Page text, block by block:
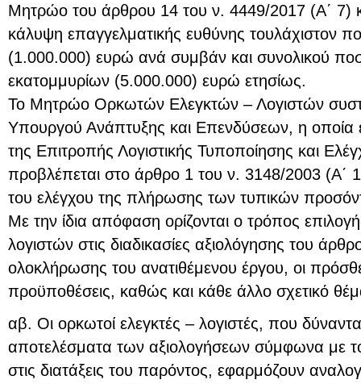
Μητρώο του άρθρου 14 του ν. 4449/2017 (A΄ 7)
κάλυψη επαγγελματικής ευθύνης τουλάχιστον
(1.000.000) ευρώ ανά συμβάν και συνολικού
εκατομμυρίων (5.000.000) ευρώ ετησίως.
Το Μητρώο Ορκωτών Ελεγκτών – Λογιστών
Υπουργού Ανάπτυξης και Επενδύσεων, η οποία
της Επιτροπής Λογιστικής Τυποποίησης και
προβλέπεται στο άρθρο 1 του ν. 3148/2003 (Α΄
του ελέγχου της πλήρωσης των τυπικών
Με την ίδια απόφαση ορίζονται ο τρόπος
λογιστών στις διαδικασίες αξιολόγησης του
ολοκλήρωσης του ανατιθέμενου έργου, οι
προϋποθέσεις, καθώς και κάθε άλλο σχετικό
αβ. Οι ορκωτοί ελεγκτές – λογιστές, που
αποτελέσματα των αξιολογήσεων σύμφωνα με
στις διατάξεις του παρόντος, εφαρμόζουν